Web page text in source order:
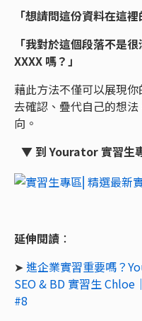
「想請問這份資料在這
「我對於這個段落不是
XXXX 嗎？」
藉此方法不僅可以展現你
去確認、疊代自己的想
向。
▼ 到 Yourator 實習生
延伸閱讀 ：
➤ 進企業實習重要嗎？
SEO & BD 實習生
#8